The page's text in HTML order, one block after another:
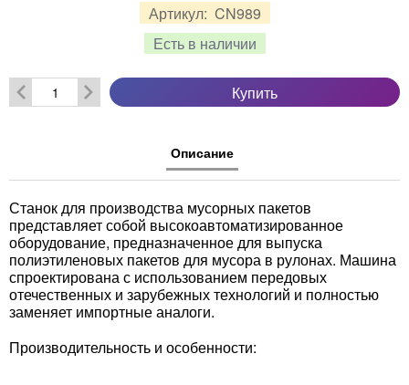
Артикул: CN989
Есть в наличии
Купить
Описание
Станок для производства мусорных пакетов
представляет собой высокоавтоматизированное
оборудование, предназначенное для выпуска
полиэтиленовых пакетов для мусора в рулонах. Машина
спроектирована с использованием передовых
отечественных и зарубежных технологий и полностью
заменяет импортные аналоги.
Производительность и особенности: